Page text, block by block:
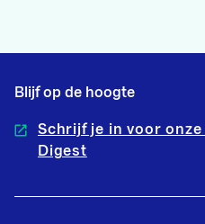
Blijf op de hoogte
Schrijf je in voor
Digest